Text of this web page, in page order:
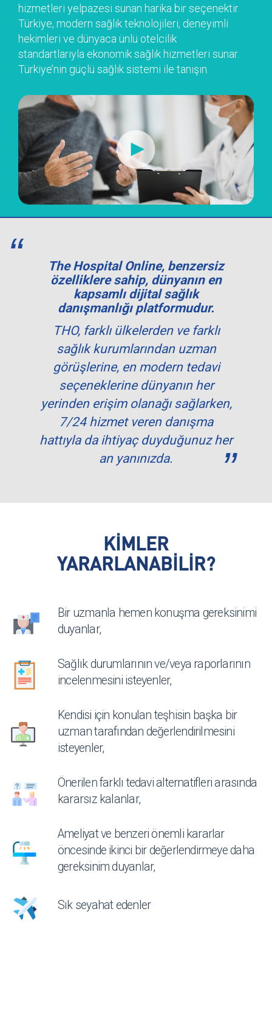
hizmetleri yelpazesi sunan harika bir seçenektir.
Türkiye, modern sağlık teknolojileri, deneyimli
hekimleri ve dünyaca ünlü otelcilik
standartlarıyla ekonomik sağlık hizmetleri sunar.
Türkiye’nin güçlü sağlık sistemi ile tanışın.
The Hospital Online, benzersiz
özelliklere sahip, dünyanın en
kapsamlı dijital sağlık
danışmanlığı platformudur.
THO, farklı ülkelerden ve farklı
sağlık kurumlarından uzman
görüşlerine, en modern tedavi
seçeneklerine dünyanın her
yerinden erişim olanağı sağlarken,
7/24 hizmet veren danışma
hattıyla da ihtiyaç duyduğunuz her
an yanınızda.
KİMLER
YARARLANABİLİR?
Bir uzmanla hemen konuşma gereksinimi
duyanlar,
Sağlık durumlarının ve/veya raporlarının
incelenmesini isteyenler,
Kendisi için konulan teşhisin başka bir
uzman tarafından değerlendirilmesini
isteyenler,
Önerilen farklı tedavi alternatifleri arasında
kararsız kalanlar,
Ameliyat ve benzeri önemli kararlar
öncesinde ikinci bir değerlendirmeye daha
gereksinim duyanlar,
Sık seyahat edenler